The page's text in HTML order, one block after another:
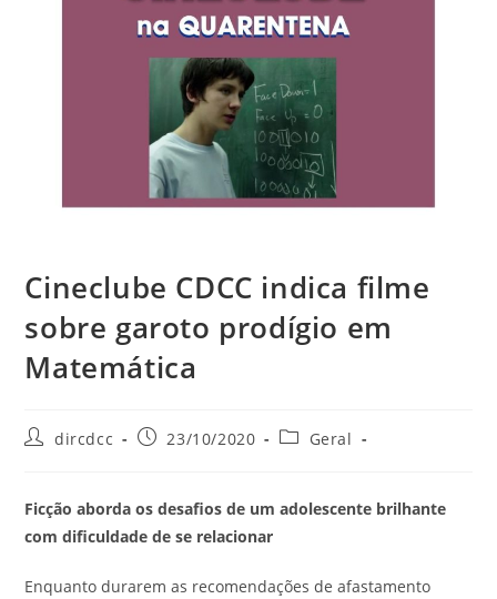
Cineclube CDCC indica filme
sobre garoto prodígio em
Matemática
dircdcc 23/10/2020 Geral
Ficção aborda os desafios de um adolescente brilhante
com dificuldade de se relacionar
Enquanto durarem as recomendações de afastamento